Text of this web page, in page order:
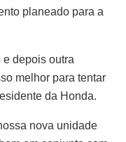
planeado para a
e depois outra
melhor para tentar
da Honda.
nova unidade